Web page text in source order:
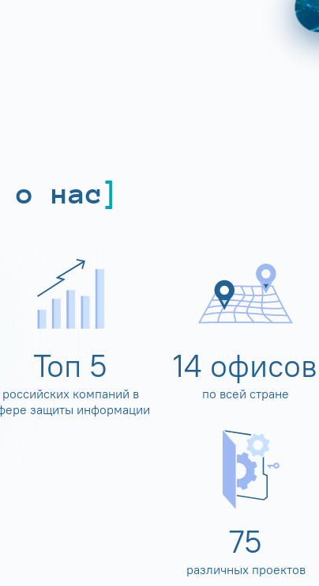
о нас
Топ 5
российских компаний в
защиты информации
14 офисов
по всей стране
80
различных проектов